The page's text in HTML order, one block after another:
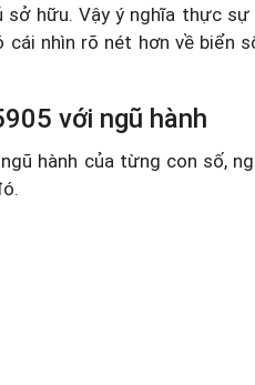
sở hữu. Vậy ý nghĩa thực sự
nhìn rõ nét hơn về biển
với ngũ hành
hành của từng con số,